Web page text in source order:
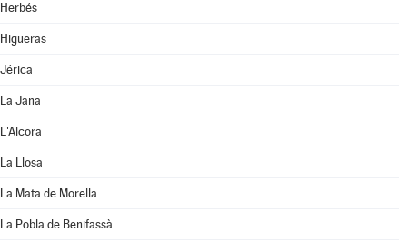
Herbés
Higueras
Jérica
La Jana
L'Alcora
La Llosa
La Mata de Morella
La Pobla de Benifassà